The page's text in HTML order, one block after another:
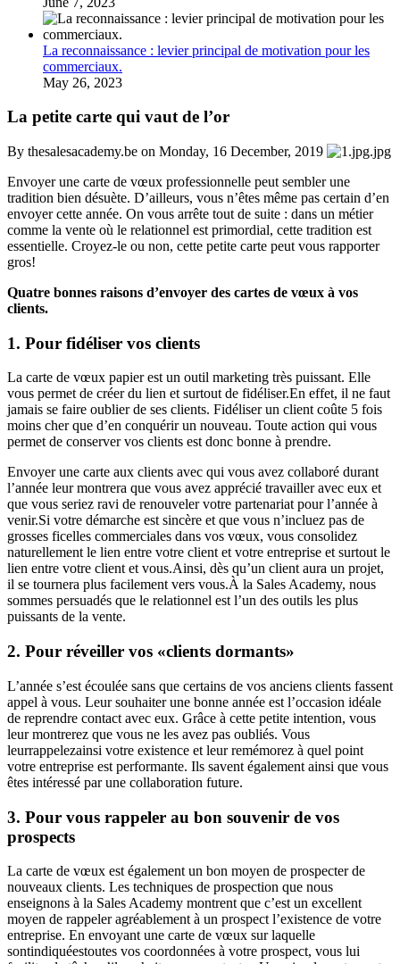
La reconnaissance : levier principal de motivation pour les
commerciaux.
May 26, 2023
La petite carte qui vaut de l’or
By thesalesacademy.be on Monday, 16 December, 2019
Envoyer une carte de vœux professionnelle peut sembler une
tradition bien désuète. D’ailleurs, vous n’êtes même pas certain d’en
envoyer cette année. On vous arrête tout de suite : dans un métier
comme la vente où le relationnel est primordial, cette tradition est
essentielle. Croyez-le ou non, cette petite carte peut vous rapporter
gros!
Quatre bonnes raisons d’envoyer des cartes de vœux à vos
clients.
1. Pour fidéliser vos clients
La carte de vœux papier est un outil marketing très puissant. Elle
vous permet de créer du lien et surtout de fidéliser.En effet, il ne faut
jamais se faire oublier de ses clients. Fidéliser un client coûte 5 fois
moins cher que d’en conquérir un nouveau. Toute action qui vous
permet de conserver vos clients est donc bonne à prendre.
Envoyer une carte aux clients avec qui vous avez collaboré durant
l’année leur montrera que vous avez apprécié travailler avec eux et
que vous seriez ravi de renouveler votre partenariat pour l’année à
venir.Si votre démarche est sincère et que vous n’incluez pas de
grosses ficelles commerciales dans vos vœux, vous consolidez
naturellement le lien entre votre client et votre entreprise et surtout le
lien entre votre client et vous.Ainsi, dès qu’un client aura un projet,
il se tournera plus facilement vers vous.À la Sales Academy, nous
sommes persuadés que le relationnel est l’un des outils les plus
puissants de la vente.
2. Pour réveiller vos «clients dormants»
L’année s’est écoulée sans que certains de vos anciens clients fassent
appel à vous. Leur souhaiter une bonne année est l’occasion idéale
de reprendre contact avec eux. Grâce à cette petite intention, vous
leur montrerez que vous ne les avez pas oubliés. Vous
leurrappelezainsi votre existence et leur remémorez à quel point
votre entreprise est performante. Ils savent également ainsi que vous
êtes intéressé par une collaboration future.
3. Pour vous rappeler au bon souvenir de vos
prospects
La carte de vœux est également un bon moyen de prospecter de
nouveaux clients. Les techniques de prospection que nous
enseignons à la Sales Academy montrent que c’est un excellent
moyen de rappeler agréablement à un prospect l’existence de votre
entreprise. En envoyant une carte de vœux sur laquelle
sontindiquéestoutes vos coordonnées à votre prospect, vous lui